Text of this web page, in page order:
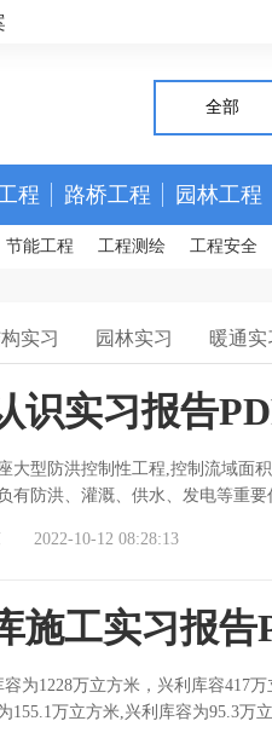
全部
程 路桥工程 园林工程
节能工程 工程测绘 工程安全
实习 园林实习 暖通实
识实习报告
大型防洪控制性工程,控制流域面
有防洪、灌溉、供水、发电等重
2022-10-12 08:28:13
施工实习报告
为1228万立方米，兴利库容417
155.1万立方米,兴利库容为95.3万